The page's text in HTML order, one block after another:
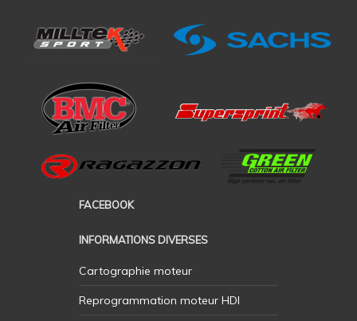
FACEBOOK
INFORMATIONS DIVERSES
Cartographie moteur
Reprogrammation moteur HDI